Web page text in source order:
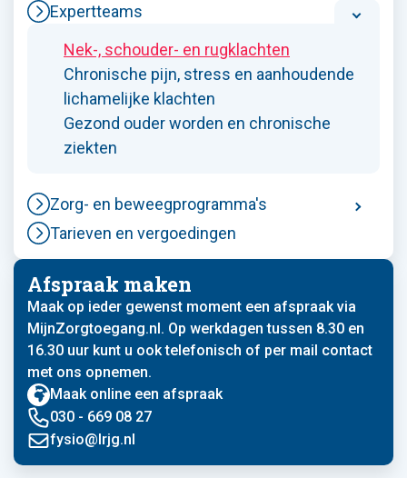
Expertteams
Nek-, schouder- en rugklachten
Chronische pijn, stress en aanhoudende
lichamelijke klachten
Gezond ouder worden en chronische
ziekten
Zorg- en beweegprogramma's
Tarieven en vergoedingen
Afspraak maken
Maak op ieder gewenst moment een afspraak via
MijnZorgtoegang.nl. Op werkdagen tussen 8.30 en
16.30 uur kunt u ook telefonisch of per mail contact
met ons opnemen.
Maak online een afspraak
030 - 669 08 27
fysio@lrjg.nl